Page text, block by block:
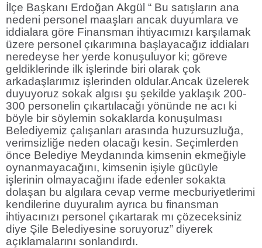
İlçe Başkanı Erdoğan Akgül “ Bu satışların ana
nedeni personel maaşları ancak duyumlara ve
iddialara göre Finansman ihtiyacımızı karşılamak
üzere personel çıkarımına başlayacağız iddiaları
neredeyse her yerde konuşuluyor ki; göreve
geldiklerinde ilk işlerinde biri olarak çok
arkadaşlarımız işlerinden oldular.Ancak üzelerek
duyuyoruz sokak algısı şu şekilde yaklaşık 200-
300 personelin çıkartılacağı yönünde ne acı ki
böyle bir söylemin sokaklarda konuşulması
Belediyemiz çalışanları arasında huzursuzluğa,
verimsizliğe neden olacağı kesin. Seçimlerden
önce Belediye Meydanında kimsenin ekmeğiyle
oynanmayacağını, kimsenin işiyle gücüyle
işlerinin olmayacağını ifade edenler sokakta
dolaşan bu algılara cevap verme mecburiyetlerimi
kendilerine duyuralım ayrıca bu finansman
ihtiyacınızı personel çıkartarak mı çözeceksiniz
diye Şile Belediyesine soruyoruz” diyerek
açıklamalarını sonlandırdı.